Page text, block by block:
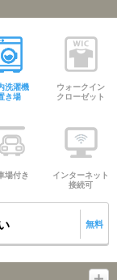
洗濯機
き場
ウォークイン
クローゼット
場付き
インターネット
接続可
無料